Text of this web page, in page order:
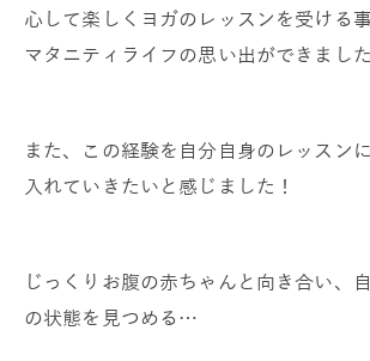
心して楽しくヨガのレッスンを受ける
マタニティライフの思い出ができまし
また、この経験を自分自身のレッスン
入れていきたいと感じました！
じっくりお腹の赤ちゃんと向き合い、
の状態を見つめる…